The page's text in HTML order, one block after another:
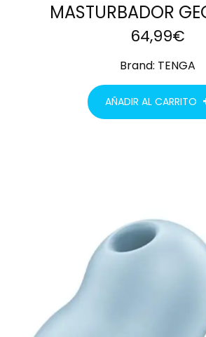
MASTURBADOR
64,99€
Brand: TENGA
AÑADIR AL CARRITO